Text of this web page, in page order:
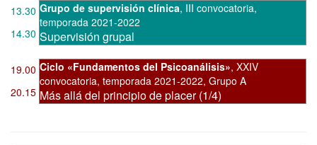
13.30 Grupo de supervisión clínica, III convocatoria,
temporada 2021-2022
Supervisión grupal
14.30
19.00 Ciclo «Fundamentos del Psicoanálisis», XXIV
convocatoria, temporada 2021-2022, Grupo A
Más allá del principio de placer (1/4)
20.15